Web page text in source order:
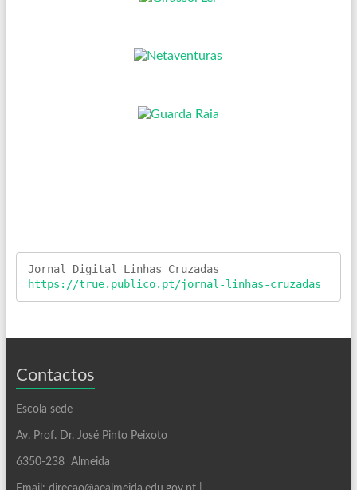
https://true.publico.pt/jornal-linhas-cruzadas
Contactos
Escola sede
Av. Prof. Dr. José Pinto Peixoto
6350-238 Almeida